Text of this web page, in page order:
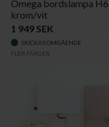
Omega bordslampa
krom/vit
1 949 SEK
SKICKAS OMGÅENDE
FLER FÄRGER